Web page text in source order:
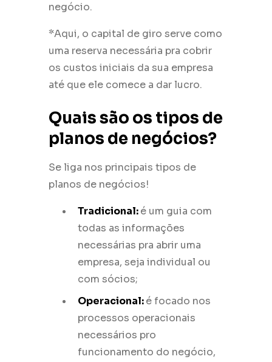
negócio.
*Aqui, o capital de giro serve como
uma reserva necessária pra cobrir
os custos iniciais da sua empresa
até que ele comece a dar lucro.
Quais são os tipos de
planos de negócios?
Se liga nos principais tipos de
planos de negócios!
Tradicional:é um guia com
todas as informações
necessárias pra abrir uma
empresa, seja individual ou
com sócios;
Operacional:é focado nos
processos operacionais
necessários pro
funcionamento do negócio,